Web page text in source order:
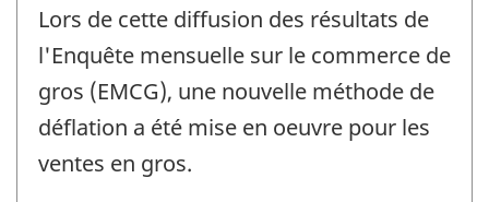
référence
de
changement
-
Lors de cette diffusion des résultats de
l'Enquête mensuelle sur le commerce de
gros (EMCG), une nouvelle méthode de
déflation a été mise en oeuvre pour les
ventes en gros.